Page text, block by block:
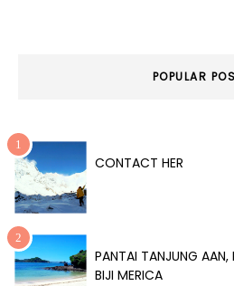
POPULAR
CONTACT HER
PANTAI TANJUNG AAN,
BIJI MERICA